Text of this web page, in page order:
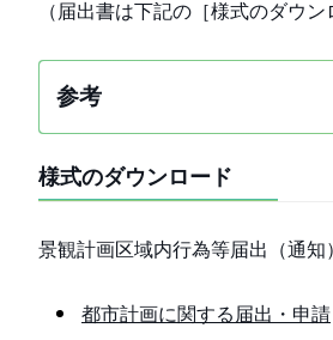
（届出書は下記の［様式のダウ
参考
様式のダウンロード
景観計画区域内行為等届出（通
都市計画に関する届出・申請